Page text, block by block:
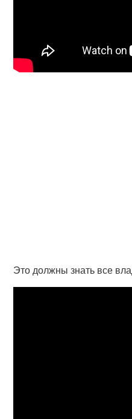
Это должны знать все